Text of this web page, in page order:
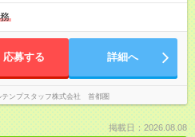
応募する 詳細へ
テンプスタッフ株式会社 首都圏
掲載日：2026.08.08